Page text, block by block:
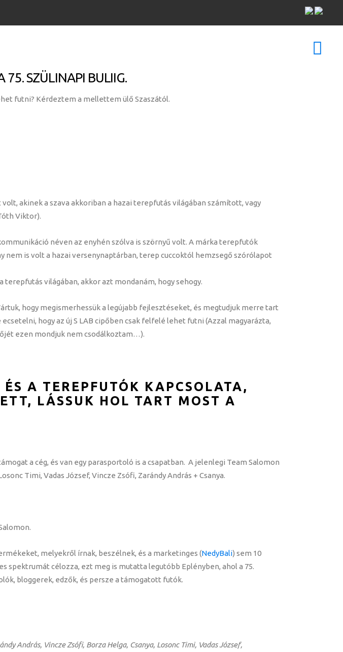
75. SZÜLINAPI BULIIG.
futni? Kérdeztem a mellettem ülő Szaszától.
akinek a szava akkoriban a hazai terepfutás világában számított, vagy
Viktor).
néven az enyhén szólva is szörnyű volt. A márka terepfutók
is volt a hazai versenynaptárban, terep cuccoktól hemzsegő szórólapot
világában, akkor azt mondanám, hogy sehogy.
hogy megismerhessük a legújabb fejlesztéseket, és megtudjuk merre tart
hogy az új S LAB cipőben csak felfelé lehet futni (Azzal magyarázta,
ezen mondjuk nem csodálkoztam…).
A TEREPFUTÓK KAPCSOLATA,
LÁSSUK HOL TART MOST A
a cég, és van egy parasportoló is a csapatban. A jelenlegi Team Salomon
Timi, Vadas József, Vincze Zsófi, Zarándy András + Csanya.
melyekről írnak, beszélnek, és a marketinges (NedyBali) sem 10
spektrumát célozza, ezt meg is mutatta legutóbb Eplényben, ahol a 75.
bloggerek, edzők, és persze a támogatott futók.
András, Vincze Zsófi, Borza Helga, Csanya, Losonc Timi, Vadas József,